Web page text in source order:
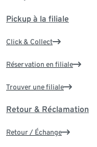
Pickup à la filiale
Click & Collect
Réservation en filiale
Trouver une filiale
Retour & Réclamation
Retour / Échange